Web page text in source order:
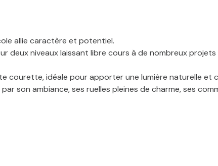
allie caractère et potentiel.
deux niveaux laissant libre cours à de nombreux
courette, idéale pour apporter une lumière naturelle et
son ambiance, ses ruelles pleines de charme, ses